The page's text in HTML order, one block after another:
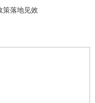
策落地见效